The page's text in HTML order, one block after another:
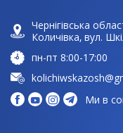
Чернігівська
Количівка, вул.
пн-пт 8:00-17:00
Ми в